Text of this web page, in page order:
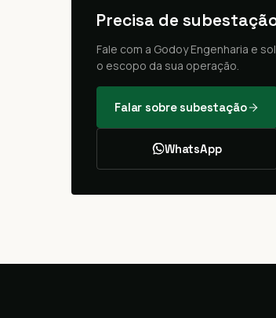
Precisa de
Fale com a Godoy Engenharia e
o escopo da sua operação.
Falar sobre subestação
WhatsApp